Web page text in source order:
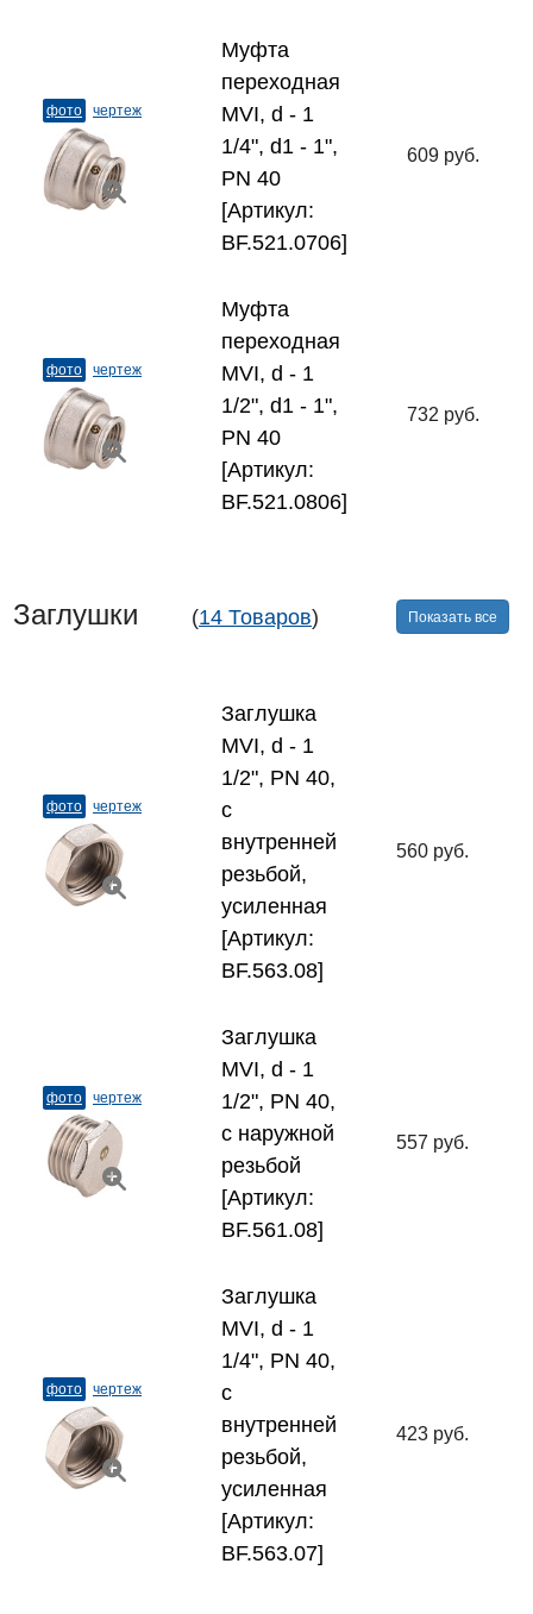
фото чертеж
Муфта
переходная
MVI, d - 1
1/4", d1 - 1",
PN 40
[Артикул:
BF.521.0706]
609 руб.
фото чертеж
Муфта
переходная
MVI, d - 1
1/2", d1 - 1",
PN 40
[Артикул:
BF.521.0806]
732 руб.
Заглушки (14 Товаров) Показать все
фото чертеж
Заглушка
MVI, d - 1
1/2", PN 40,
с
внутренней
резьбой,
усиленная
[Артикул:
BF.563.08]
560 руб.
фото чертеж
Заглушка
MVI, d - 1
1/2", PN 40,
с наружной
резьбой
[Артикул:
BF.561.08]
557 руб.
фото чертеж
Заглушка
MVI, d - 1
1/4", PN 40,
с
внутренней
резьбой,
усиленная
[Артикул:
BF.563.07]
423 руб.